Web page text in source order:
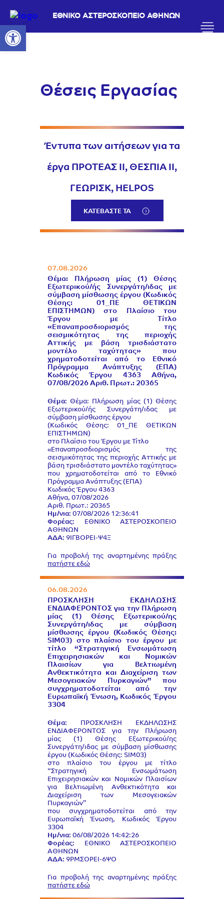
Ανοίξτε τη γραμμή εργαλείων
ΕΘΝΙΚΟ ΑΣΤΕΡΟΣΚΟΠΕΙΟ ΑΘΗΝΩΝ
Θέσεις Εργασίας
Έντυπα των αιτήσεων για τα
έργα ΠΡΟΤΕΑΣ ΙΙ, ΘΕΣΠΙΑ ΙΙ,
ΓΕΩΡΙΣΚ, HELPOS
ΚΑΤΕΒΑΣΤΕ ΤΑ
07.08.2026
Θέμα: Πλήρωση μίας (1) Θέσης
Εξωτερικού/ής Συνεργάτη/ιδας με
σύμβαση μίσθωσης έργου (Κωδικός
Θέσης: 01_ΠΕ ΘΕΤΙΚΩΝ
ΕΠΙΣΤΗΜΩΝ) στο Πλαίσιο του
Έργου με Τίτλο
«Επαναπροσδιορισμός της
σεισμικότητας της περιοχής
Αττικής με βάση τρισδιάστατο
μοντέλο ταχύτητας» που
χρηματοδοτείται από το Εθνικό
Πρόγραμμα Ανάπτυξης (ΕΠΑ)
Κωδικός Έργου 4363 Αθήνα,
07/08/2026 Αριθ. Πρωτ.: 20365
Θέμα: Θέμα: Πλήρωση μίας (1) Θέσης
Εξωτερικού/ής Συνεργάτη/ιδας με
σύμβαση μίσθωσης έργου
(Κωδικός Θέσης: 01_ΠΕ ΘΕΤΙΚΩΝ
ΕΠΙΣΤΗΜΩΝ)
στο Πλαίσιο του Έργου με Τίτλο
«Επαναπροσδιορισμός της
σεισμικότητας της περιοχής Αττικής με
βάση τρισδιάστατο μοντέλο ταχύτητας»
που χρηματοδοτείται από το Εθνικό
Πρόγραμμα Ανάπτυξης (ΕΠΑ)
Κωδικός Έργου 4363
Αθήνα, 07/08/2026
Αριθ. Πρωτ.: 20365
Ημ/νια: 07/08/2026 12:36:41
Φορέας: ΕΘΝΙΚΟ ΑΣΤΕΡΟΣΚΟΠΕΙΟ
ΑΘΗΝΩΝ
ΑΔΑ: 9ΙΓΒΟΡΕΙ-Ψ4Ξ
Για προβολή της αναρτημένης πράξης
πατήστε εδώ
06.08.2026
ΠΡΟΣΚΛΗΣΗ ΕΚΔΗΛΩΣΗΣ
ΕΝΔΙΑΦΕΡΟΝΤΟΣ για την Πλήρωση
μίας (1) Θέσης Εξωτερικού/ης
Συνεργάτη/ιδας με σύμβαση
μίσθωσης έργου (Κωδικός Θέσης:
SIM03) στο πλαίσιο του έργου με
τίτλο “Στρατηγική Ενσωμάτωση
Επιχειρησιακών και Νομικών
Πλαισίων για Βελτιωμένη
Ανθεκτικότητα και Διαχείριση των
Μεσογειακών Πυρκαγιών” που
συγχρηματοδοτείται από την
Ευρωπαϊκή Ένωση, Κωδικός Έργου
3304
Θέμα: ΠΡΟΣΚΛΗΣΗ ΕΚΔΗΛΩΣΗΣ
ΕΝΔΙΑΦΕΡΟΝΤΟΣ για την Πλήρωση
μίας (1) Θέσης Εξωτερικού/ης
Συνεργάτη/ιδας με σύμβαση μίσθωσης
έργου (Κωδικός Θέσης: SIM03)
στο πλαίσιο του έργου με τίτλο
“Στρατηγική Ενσωμάτωση
Επιχειρησιακών και Νομικών Πλαισίων
για Βελτιωμένη Ανθεκτικότητα και
Διαχείριση των Μεσογειακών
Πυρκαγιών”
που συγχρηματοδοτείται από την
Ευρωπαϊκή Ένωση, Κωδικός Έργου
3304
Ημ/νια: 06/08/2026 14:42:26
Φορέας: ΕΘΝΙΚΟ ΑΣΤΕΡΟΣΚΟΠΕΙΟ
ΑΘΗΝΩΝ
ΑΔΑ: 9ΡΜΣΟΡΕΙ-6ΨΟ
Για προβολή της αναρτημένης πράξης
πατήστε εδώ